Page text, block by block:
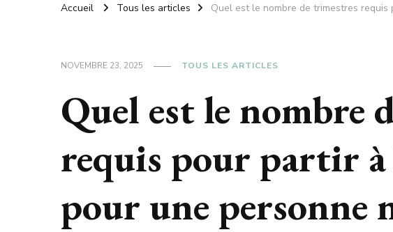
Accueil Tous les articles Quel est le nombre de trimestres
NOVEMBRE 23, 2025 TOUS LES ARTICLES
Quel est le nombre
requis pour partir
pour une personne